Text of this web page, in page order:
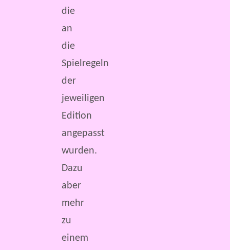
die
an
die
Spielregeln
der
jeweiligen
Edition
angepasst
wurden.
Dazu
aber
mehr
zu
einem